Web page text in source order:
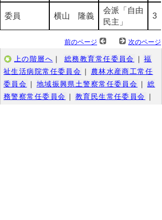
委員 横山 隆義
会派「自由
民主」
3
前のページ 次のページ
上の階層へ ｜ 総務教育常任委員会 ｜ 福
祉生活病院常任委員会 ｜
農林水産商工常任
委員会 ｜ 地域振興県土警察常任委員会 ｜
総
務警察常任委員会 ｜ 教育民生常任委員会
｜